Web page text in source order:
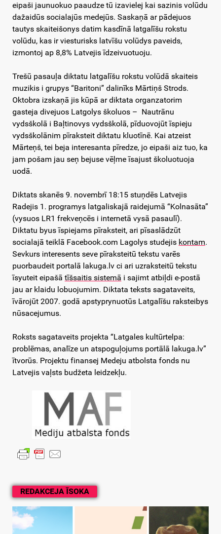
REDAKCEJA ĪSOKA
eipaši jaunuokuo paaudze tū izavielej kai sazinis volūdu
dažaidūs socialajūs medejūs. Saskaņā ar pādejuos
tautys skaiteišonys datim kasdīnā latgalīšu rokstu
volūdu, kas ir viesturisks latvīšu volūdys paveids,
izmontoj ap 8,8% Latvejis īdzeivuotuoju.
Trešū pasauļa diktatu latgalīšu rokstu volūdā skaiteis
muzikis i grupys “Baritoni” dalinīks Mārtiņš Strods.
Oktobra izskaņā jis kūpā ar diktata organzatorim
gasteja divejuos Latgolys školuos – Nautrānu
vydsškolā i Baļtinovys vydsškolā, pīduovojūt īspieju
vydsškolānim pīraksteit diktatu kluotīnē. Kai atzeist
Mārteņš, tei beja interesanta pīredze, jo eipaši aiz tuo, ka
jam pošam jau seņ bejuse vēļme īsajust školuotuoja
uodā.
Diktats skanēs 9. novembrī 18:15 stuņdēs Latvejis
Radejis 1. programys latgaliskajā raidejumā “Kolnasāta”
(vysuos LR1 frekveņcēs i internetā vysā pasaulī).
Diktatu byus īspiejams pīraksteit, ari pīsaslādzūt
socialajā teiklā Facebook.com Lagolys studejis kontam.
Sevkurs interesents seve pīraksteitū tekstu varēs
puorbaudeit portalā lakuga.lv ci ari uzraksteitū tekstu
īsyuteit eipašā tīšsaitis sistemā i sajimt atbiļdi e-postā
jau ar klaidu lobuojumim. Diktata teksts sagataveits,
īvārojūt 2007. godā apstyprynuotūs Latgalīšu raksteibys
nūsacejumus.
Roksts sagataveits projekta “Latgales kultūrtelpa:
problēmas, analīze un atspoguļojums portālā lakuga.lv”
ītvorūs. Projektu finansej Medeju atbolsta fonds nu
Latvejis vaļsts budžeta leidzekļu.